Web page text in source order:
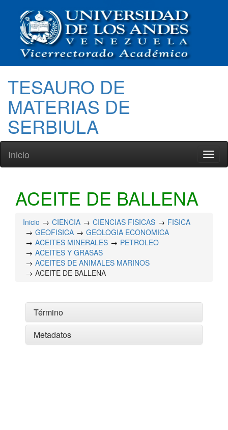
TESAURO DE
MATERIAS DE
SERBIULA
Inicio
ACEITE DE BALLENA
Inicio CIENCIA CIENCIAS FISICAS
FISICA
GEOFISICA
GEOLOGIA ECONOMICA
ACEITES MINERALES
PETROLEO
ACEITES Y GRASAS
ACEITES DE ANIMALES MARINOS
ACEITE DE BALLENA
Término
Metadatos